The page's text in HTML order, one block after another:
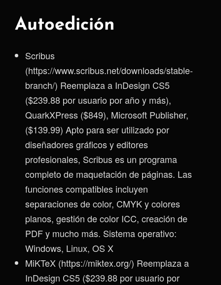
Autoedición
Scribus
(https://www.scribus.net/downloads/stable-
branch/) Reemplaza a InDesign CS5
($239.88 por usuario por año y más),
QuarkXPress ($849), Microsoft Publisher,
($139.99) Apto para ser utilizado por
diseñadores gráficos y editores
profesionales, Scribus es un programa
completo de maquetación de páginas. Las
funciones compatibles incluyen
separaciones de color, CMYK y colores
planos, gestión de color ICC, creación de
PDF y mucho más. Sistema operativo:
Windows, Linux, OS X
MiKTeX (https://miktex.org/) Reemplaza a
InDesign CS5 ($239.88 por usuario por